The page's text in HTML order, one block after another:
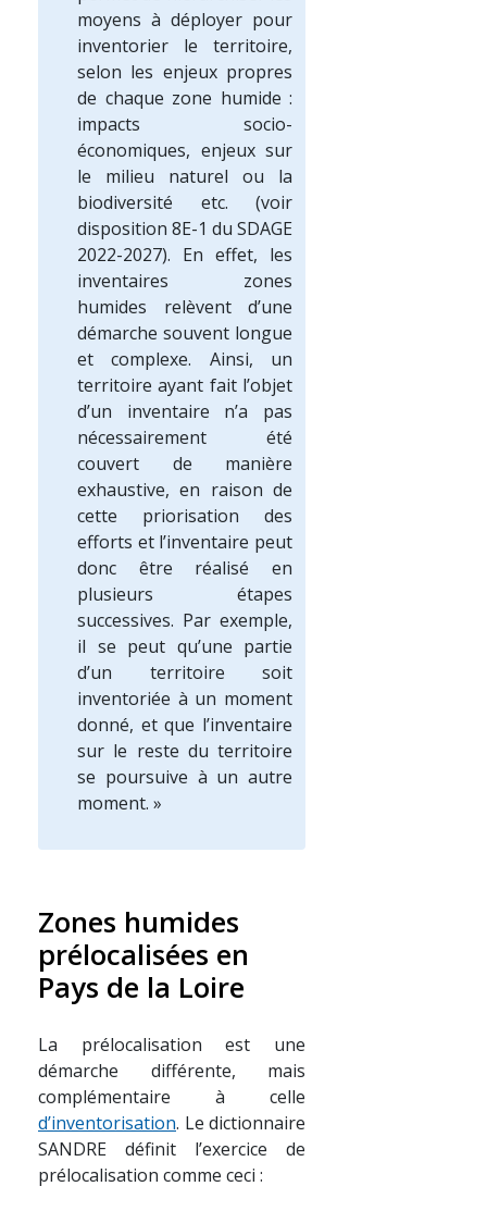
moyens à déployer pour
inventorier le territoire,
selon les enjeux propres
de chaque zone humide :
impacts socio-
économiques, enjeux sur
le milieu naturel ou la
biodiversité etc. (voir
disposition 8E-1 du SDAGE
2022-2027). En effet, les
inventaires zones
humides relèvent d’une
démarche souvent longue
et complexe. Ainsi, un
territoire ayant fait l’objet
d’un inventaire n’a pas
nécessairement été
couvert de manière
exhaustive, en raison de
cette priorisation des
efforts et l’inventaire peut
donc être réalisé en
plusieurs étapes
successives. Par exemple,
il se peut qu’une partie
d’un territoire soit
inventoriée à un moment
donné, et que l’inventaire
sur le reste du territoire
se poursuive à un autre
moment. »
Zones humides
prélocalisées en
Pays de la Loire
La prélocalisation est une
démarche différente, mais
complémentaire à celle
d’inventorisation. Le dictionnaire
SANDRE définit l’exercice de
prélocalisation comme ceci :